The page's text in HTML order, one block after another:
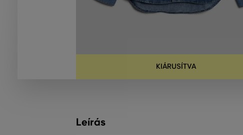
KIÁRUSÍTVA
Leírás